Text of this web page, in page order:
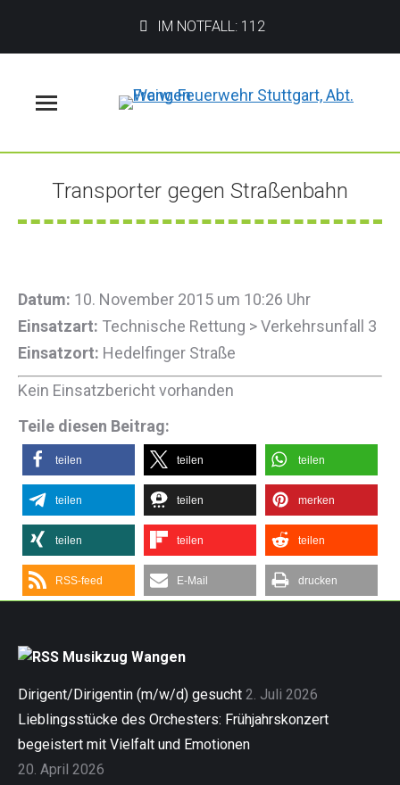
IM NOTFALL: 112
Transporter gegen Straßenbahn
Sie befinden sich hier:
Datum: 10. November 2015 um 10:26 Uhr
Einsatzart: Technische Rettung > Verkehrsunfall 3
Einsatzort: Hedelfinger Straße
Kein Einsatzbericht vorhanden
Teile diesen Beitrag:
teilen teilen teilen
teilen teilen merken
teilen teilen teilen
RSS-feed E-Mail drucken
Musikzug Wangen
Dirigent/Dirigentin (m/w/d) gesucht 2. Juli 2026
Lieblingsstücke des Orchesters: Frühjahrskonzert
begeistert mit Vielfalt und Emotionen
20. April 2026